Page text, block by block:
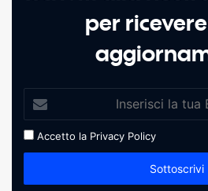
per
Accetto la Privacy Policy